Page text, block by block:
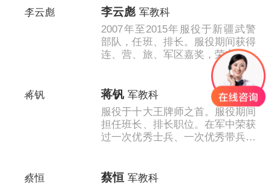
锻炼的......
李云彪 军教科
2007年至2015年服役于新疆武警
部队，任班、排长。服役期间获得
连、营、旅、军区嘉奖，荣立三等
功，多次出色完成演习，参加7.5
维稳实战处突，大学军训等任务。
回......
蒋钒 军教科
服役于十大王牌师之首。服役期间
担任班长、排长职位。在军中荣获
过一次优秀士兵、一次优秀带兵骨
蔡恒 军教科